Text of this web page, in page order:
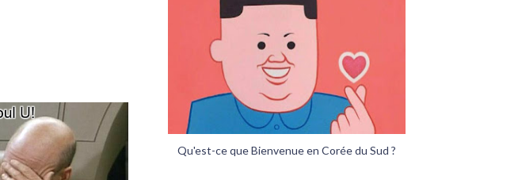
Qu'est-ce que Bienvenue en Corée du Sud ?